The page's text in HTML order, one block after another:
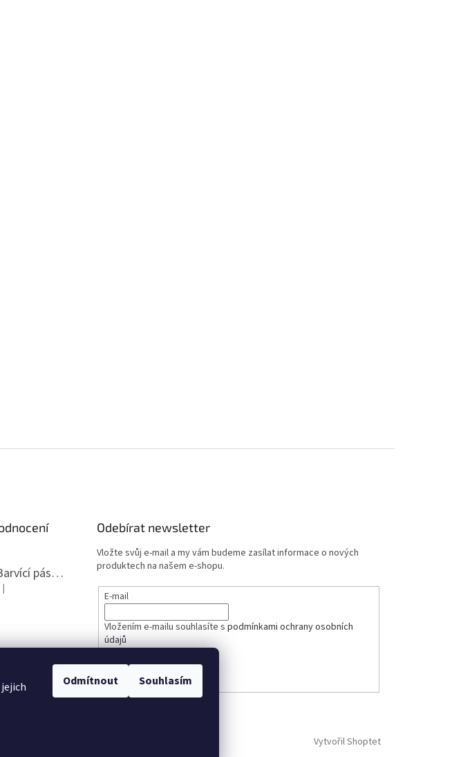
Odmítnout Souhlasím
Barvící páska pro psací stroje DIN 1, DIN 13/10, LAND, PA červenočerná
Hodnocení produktu je 5 z 5 hvězdiček.
|
Odebírat newsletter
Vložte svůj e-mail a my vám budeme zasílat informace o nových
produktech na našem e-shopu.
E-mail
Vložením e-mailu souhlasíte spodmínkami ochrany osobních
údajů
Vytvořil Shoptet